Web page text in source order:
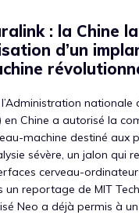
: la Chine
d’un
nationale
en Chine a autorisé la
machine destiné aux
sévère, un jalon qui
cerveau-
un reportage de MIT
Neo a déjà permis à